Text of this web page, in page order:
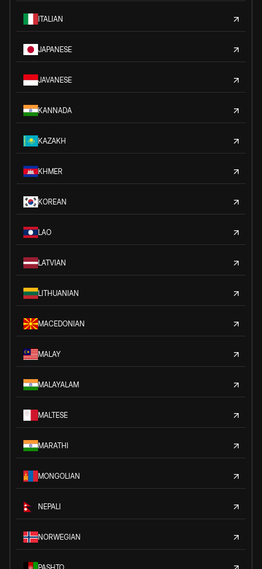
ITALIAN
JAPANESE
JAVANESE
KANNADA
KAZAKH
KHMER
KOREAN
LAO
LATVIAN
LITHUANIAN
MACEDONIAN
MALAY
MALAYALAM
MALTESE
MARATHI
MONGOLIAN
NEPALI
NORWEGIAN